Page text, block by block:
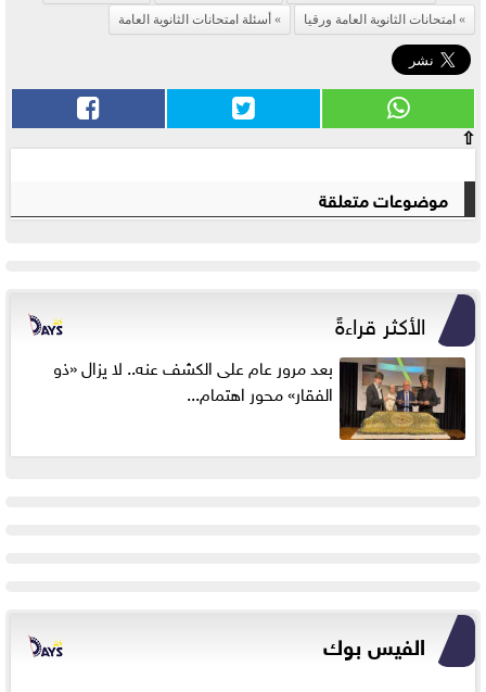
امتحانات الثانوية العامة ورقيا
أسئلة امتحانات الثانوية العامة
⇧
موضوعات متعلقة
الأكثر قراءةً
بعد مرور عام على الكشف عنه.. لا يزال «ذو
الفقار» محور اهتمام...
الفيس بوك